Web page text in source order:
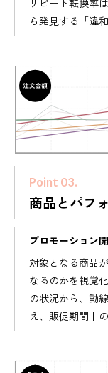
リピート転換率
ら発見する「違
Point 03.
商品とパフ
プロモーション
対象となる商品
なるのかを視覚
の状況から、動
え、販促期間中